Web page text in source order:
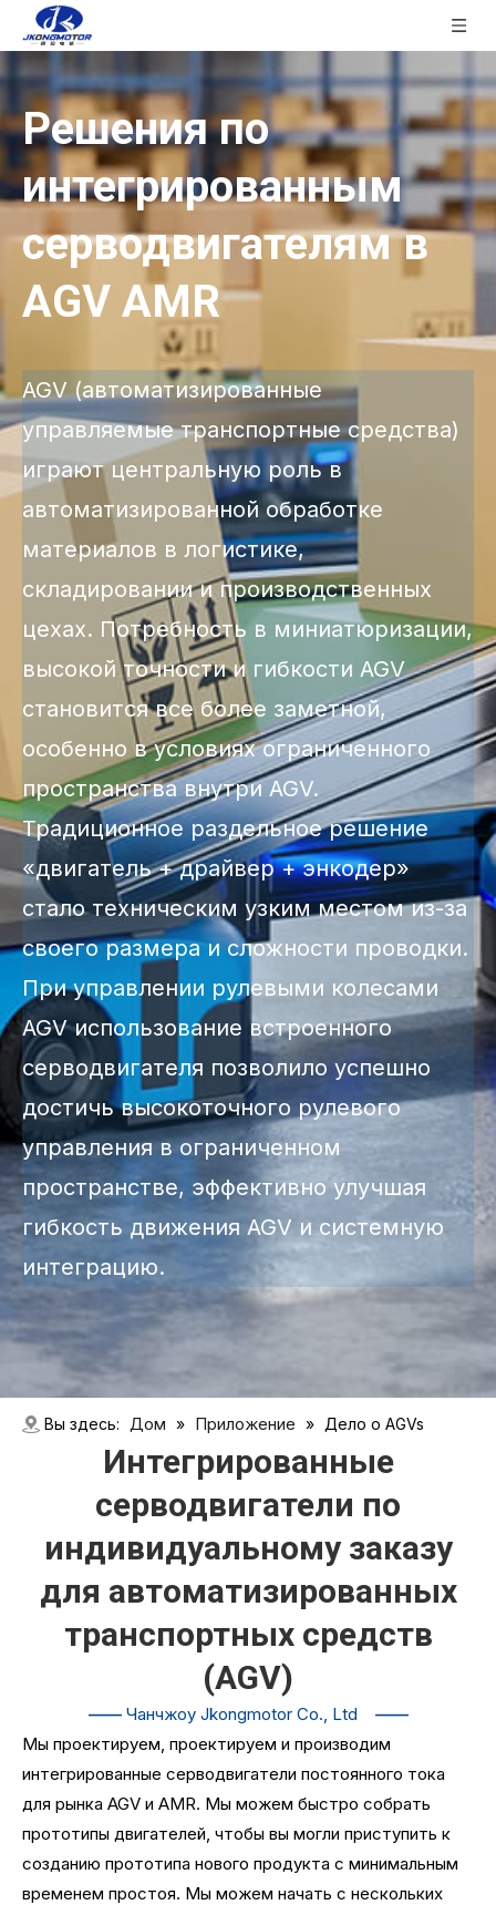
Решения по
интегрированным
серводвигателям в
AGV AMR
AGV (автоматизированные
управляемые транспортные средства)
играют центральную роль в
автоматизированной обработке
материалов в логистике,
складировании и производственных
цехах. Потребность в миниатюризации,
высокой точности и гибкости AGV
становится все более заметной,
особенно в условиях ограниченного
пространства внутри AGV.
Традиционное раздельное решение
«двигатель + драйвер + энкодер»
стало техническим узким местом из-за
своего размера и сложности проводки.
При управлении рулевыми колесами
AGV использование встроенного
серводвигателя позволило успешно
достичь высокоточного рулевого
управления в ограниченном
пространстве, эффективно улучшая
гибкость движения AGV и системную
интеграцию.
Вы здесь: Дом » Приложение » Дело о AGVs
Интегрированные
серводвигатели по
индивидуальному заказу
для автоматизированных
транспортных средств
(AGV)
—— Чанчжоу Jkongmotor Co., Ltd
——
Мы проектируем, проектируем и производим
интегрированные серводвигатели постоянного тока
для рынка AGV и AMR. Мы можем быстро собрать
прототипы двигателей, чтобы вы могли приступить к
созданию прототипа нового продукта с минимальным
временем простоя. Мы можем начать с нескольких